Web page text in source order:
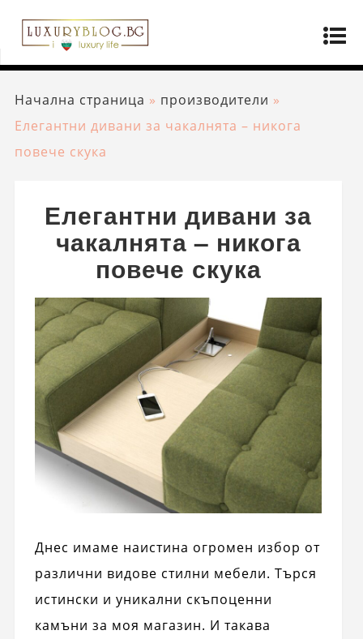
Начална страница » производители »
Елегантни дивани за чакалнята – никога
повече скука
Елегантни дивани за
чакалнята – никога
повече скука
Днес имаме наистина огромен избор от
различни видове стилни мебели. Търся
истински и уникални скъпоценни
камъни за моя магазин. И такава